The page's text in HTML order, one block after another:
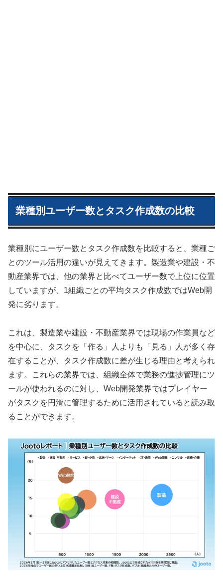
業種別ユーザー数とタスク作成数の比較
業種別にユーザー数とタスク作成数を比較すると、業種ご
とのツール活用の違いが見えてきます。製造業や建設・不
動産業界では、他の業界と比べてユーザー数で上位に位置
していますが、1組織ごとの平均タスク作成数ではWeb開
発に劣ります。
これは、製造業や建設・不動産業界では現場の作業員など
を中心に、タスクを「作る」人よりも「見る」人が多く存
在することが、タスク作成数に差が生じる理由と考えられ
ます。これらの業界では、組織全体で業務の進捗管理にツ
ールが使われるのに対し、Web開発業界ではプレイヤー
がタスクを円滑に管理するために活用されていると読み取
ることができます。